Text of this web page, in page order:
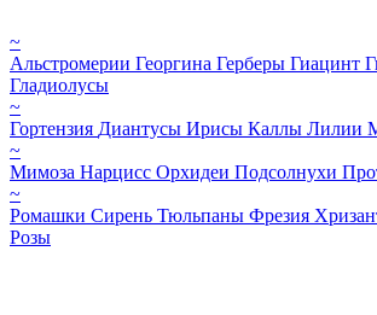
~
Альстромерии Георгина Герберы Гиацинт
Гладиолусы
~
Гортензия Диантусы Ирисы Каллы Лилии
~
Мимоза Нарцисс Орхидеи Подсолнухи
~
Ромашки Сирень Тюльпаны Фрезия
Розы